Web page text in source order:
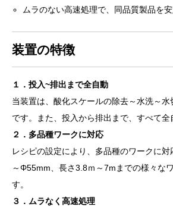
ムラのない高速処理で、同品質製品を
装置の特徴
１．投入~排出まで全自動
当装置は、酸化スケールの除去～水洗～
です。また、投入から排出まで、すべて全
２．多品種ワークに対応
レシピの設定により、多品種のワークに
～Φ55mm、長さ3.8ｍ～7mまでの様々な
す。
３．ムラなく高速処理